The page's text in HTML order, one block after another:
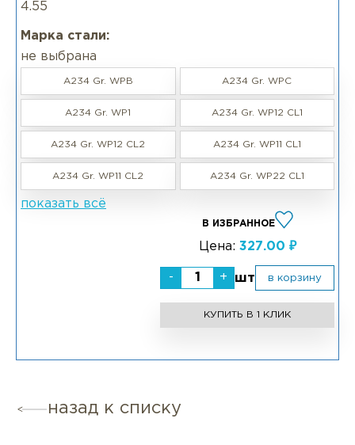
4.55
Марка стали:
не выбрана
A234 Gr. WPB A234 Gr. WPC
A234 Gr. WP1 A234 Gr. WP12 CL1
A234 Gr. WP12 CL2 A234 Gr. WP11 CL1
A234 Gr. WP11 CL2 A234 Gr. WP22 CL1
показать всё
В ИЗБРАННОЕ
Цена: 327.00 ₽
- + шт в корзину
КУПИТЬ В 1 КЛИК
назад к списку